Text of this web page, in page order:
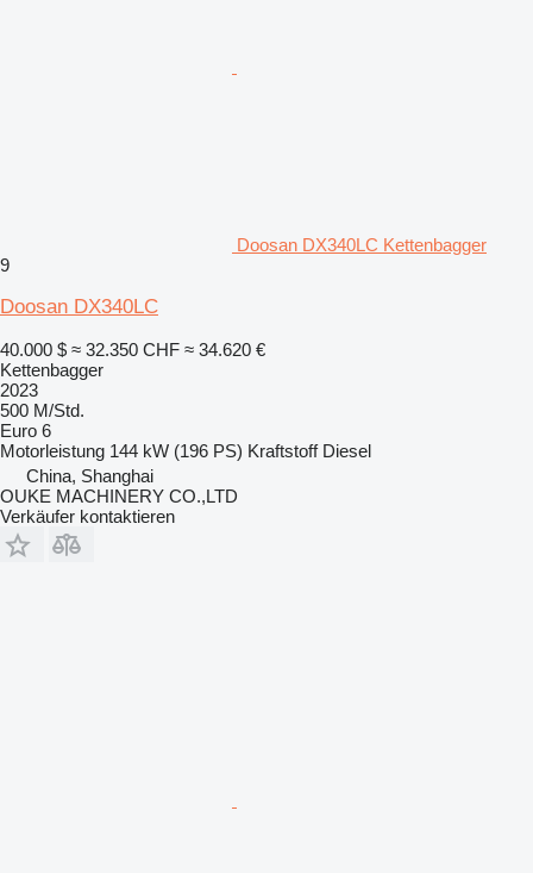
Doosan DX340LC Kettenbagger
9
Doosan DX340LC
40.000 $ ≈ 32.350 CHF ≈ 34.620 €
Kettenbagger
2023
500 M/Std.
Euro 6
Motorleistung 144 kW (196 PS) Kraftstoff Diesel
China, Shanghai
OUKE MACHINERY CO.,LTD
Verkäufer kontaktieren